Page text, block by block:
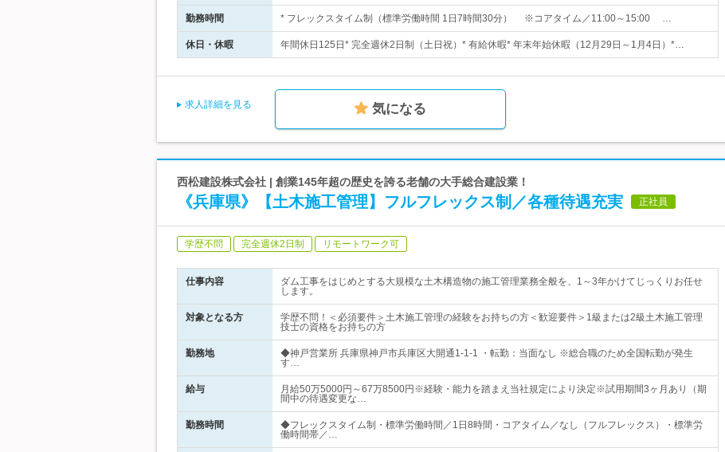
勤務時間 * フレックスタイム制（標準労働時間 1日7時間30分） ※コアタイム／11:00～15:00 …
休日・休暇 年間休日125日* 完全週休2日制（土日祝）* 有給休暇* 年末年始休暇（12月29日～1月4日）*…
求人詳細を見る 気になる
西松建設株式会社 | 創業145年超の歴史を誇る老舗の大手総合建設業！
《兵庫県》【土木施工管理】フルフレックス制／各種待遇充実 正社員
学歴不問 完全週休2日制 リモートワーク可
仕事内容
ダム工事をはじめとする大規模な土木構造物の施工管理業務全般を、1～3年かけてじっくりお任せ
します。
対象となる方
学歴不問！＜必須要件＞土木施工管理の経験をお持ちの方＜歓迎要件＞1級または2級土木施工管理
技士の資格をお持ちの方
勤務地
◆神戸営業所 兵庫県神戸市兵庫区大開通1-1-1 ・転勤：当面なし ※総合職のため全国転勤が発生
す…
給与
月給50万5000円～67万8500円※経験・能力を踏まえ当社規定により決定※試用期間3ヶ月あり（期
間中の待遇変更な…
勤務時間
◆フレックスタイム制・標準労働時間／1日8時間・コアタイム／なし（フルフレックス）・標準労
働時間帯／…